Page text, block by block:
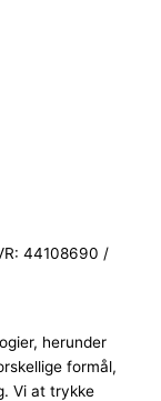
44108690 /
herunder
formål,
Vi at trykke